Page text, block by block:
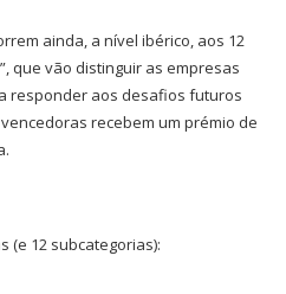
ainda, a nível ibérico, aos 12
que vão distinguir as empresas
responder aos desafios futuros
recebem um prémio de
(e 12 subcategorias):